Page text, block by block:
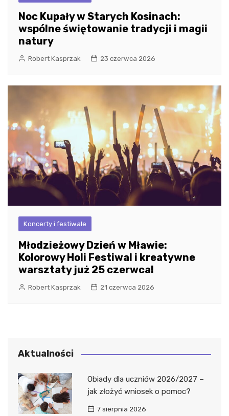
Noc Kupały w Starych Kosinach:
wspólne świętowanie tradycji i magii
natury
Robert Kasprzak 23 czerwca 2026
Koncerty i festiwale
Młodzieżowy Dzień w Mławie:
Kolorowy Holi Festiwal i kreatywne
warsztaty już 25 czerwca!
Robert Kasprzak 21 czerwca 2026
Aktualności
Obiady dla uczniów 2026/2027 –
jak złożyć wniosek o pomoc?
7 sierpnia 2026